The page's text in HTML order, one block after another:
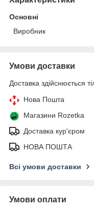
Основні
Виробник
Умови доставки
Доставка здійснюється
Нова Пошта
Магазини Rozetka
Доставка кур'єром
НОВА ПОШТА
Всі умови доставки
Умови оплати